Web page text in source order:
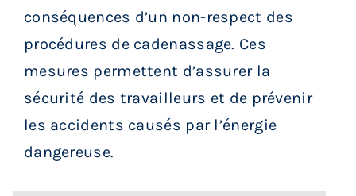
conséquences d’un non-respect des
procédures de cadenassage. Ces
mesures permettent d’assurer la
sécurité des travailleurs et de prévenir
les accidents causés par l’énergie
dangereuse.